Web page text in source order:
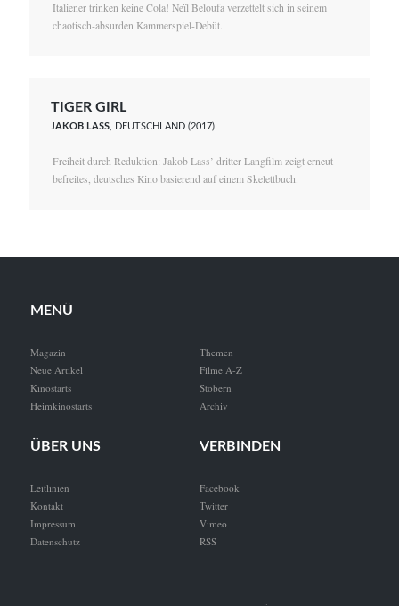
Italiener trinken keine Cola! Neïl Beloufa verzettelt sich in seinem
chaotisch-absurden Kammerspiel-Debüt.
TIGER GIRL
JAKOB LASS, DEUTSCHLAND (2017)
Freiheit durch Reduktion: Jakob Lass’ dritter Langfilm zeigt erneut
befreites, deutsches Kino basierend auf einem Skelettbuch.
MENÜ
Magazin
Neue Artikel
Kinostarts
Heimkinostarts
Themen
Filme A-Z
Stöbern
Archiv
ÜBER UNS
Leitlinien
Kontakt
Impressum
Datenschutz
VERBINDEN
Facebook
Twitter
Vimeo
RSS